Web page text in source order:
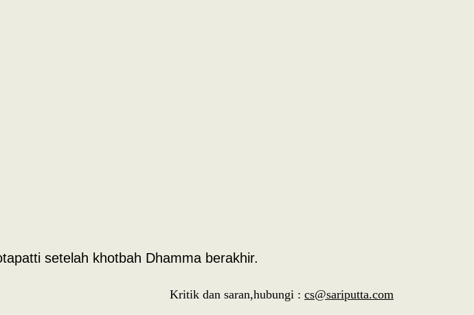
setelah khotbah Dhamma berakhir.
Kritik dan saran,hubungi : cs@sariputta.com